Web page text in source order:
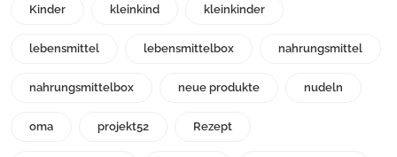
Kinder kleinkind kleinkinder
lebensmittel lebensmittelbox nahrungsmittel
nahrungsmittelbox neue produkte nudeln
oma projekt52 Rezept